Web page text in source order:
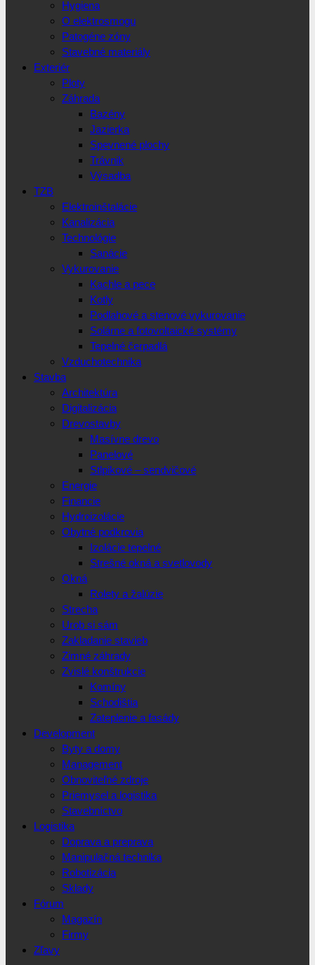
Hygiena
O elektrosmogu
Patogéne zóny
Stavebné materiály
Exteriér
Ploty
Záhrada
Bazény
Jazierka
Spevnené plochy
Trávnik
Výsadba
TZB
Elektroinštalácie
Kanalizácia
Technológie
Sanácie
Vykurovanie
Kachle a pece
Kotly
Podlahové a stenové vykurovanie
Solárne a fotovoltaické systémy
Tepelné čerpadlá
Vzduchotechnika
Stavba
Architektúra
Digitalizácia
Drevostavby
Masívne drevo
Panelové
Stlpikové – sendvičové
Energie
Financie
Hydroizolácie
Obytné podkrovia
Izolácie tepelné
Strešné okná a svetlovody
Okná
Rolety a žalúzie
Strecha
Urob si sám
Zakladanie stavieb
Zimné záhrady
Zvislé konštrukcie
Komíny
Schodištia
Zateplenie a fasády
Development
Byty a domy
Management
Obnoviteľné zdroje
Priemysel a logistika
Stavebníctvo
Logistika
Doprava a preprava
Manipulačná technika
Robotizácia
Sklady
Fórum
Magazín
Firmy
Zľavy